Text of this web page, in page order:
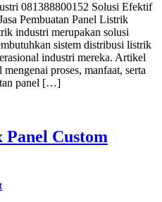
081388800152 Solusi Efektif
Pembuatan Panel Listrik
industri merupakan solusi
sistem distribusi listrik
industri mereka. Artikel
proses, manfaat, serta
panel […]
Panel Custom